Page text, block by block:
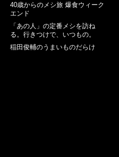
40歳からのメシ旅 爆食ウィーク
エンド
「あの人」の定番メシを訪ね
る。行きつけで、いつもの。
稲田俊輔のうまいものだらけ